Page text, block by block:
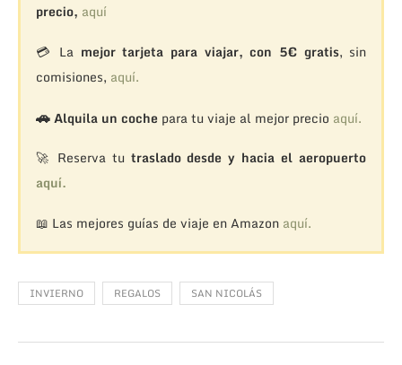
precio, aquí
💳 La mejor tarjeta para viajar, con 5€ gratis, sin
comisiones, aquí.
🚗Alquila un coche para tu viaje al mejor precio aquí.
🚀 Reserva tu traslado desde y hacia el aeropuerto
aquí.
📖 Las mejores guías de viaje en Amazon aquí.
INVIERNO REGALOS SAN NICOLÁS